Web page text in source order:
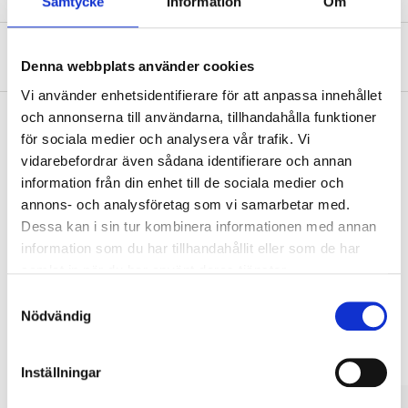
Denna webbplats använder cookies
Vi använder enhetsidentifierare för att anpassa innehållet
och annonserna till användarna, tillhandahålla funktioner
för sociala medier och analysera vår trafik. Vi
vidarebefordrar även sådana identifierare och annan
information från din enhet till de sociala medier och
annons- och analysföretag som vi samarbetar med.
Dessa kan i sin tur kombinera informationen med annan
information som du har tillhandahållit eller som de har
Nödvändig
Inställningar
Om tillverkaren
Köp & Hämta
Köp & Hämta i ditt varuhus inom 2 timmar! För mer information om
tjänsten och våra villkor.
LÄS MER
Andra kunder köpte också